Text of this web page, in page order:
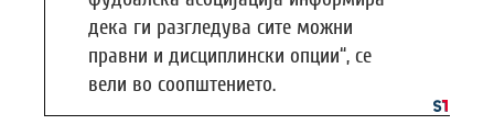
дека ги разгледува сите можни
правни и дисциплински опции“, се
вели во соопштението.